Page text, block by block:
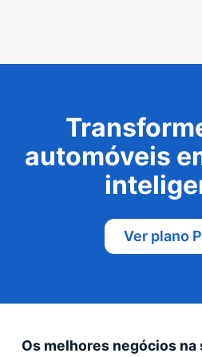
automóveis
Ver plano
Os melhores negócios na